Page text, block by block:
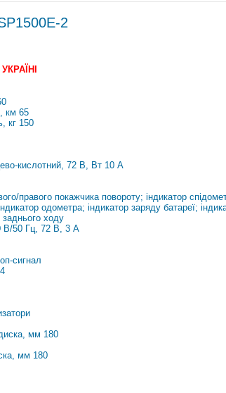
2
км 65
кг 150
кислотний, 72 В, Вт 10 А
правого покажчика повороту; індикатор
одометра; індикатор заряду батареї;
заднього ходу
В/50 Гц, 72 В, 3 A
сигнал
мм 180
мм 180